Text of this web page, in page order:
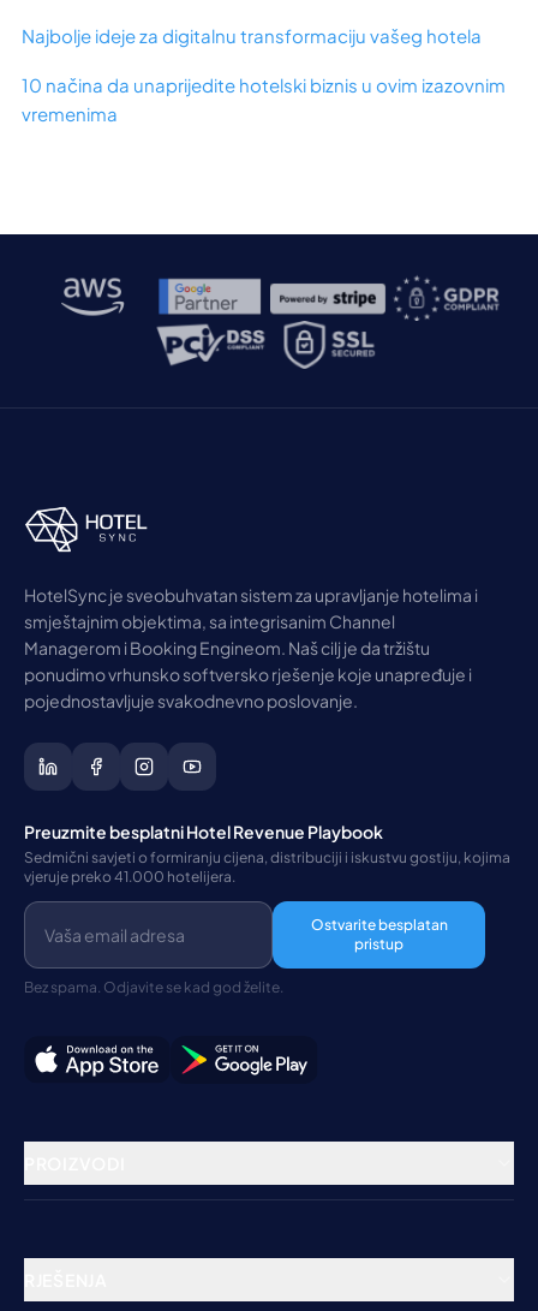
Najbolje ideje za digitalnu transformaciju vašeg hotela
10 načina da unaprijedite hotelski biznis u ovim izazovnim
vremenima
HotelSync je sveobuhvatan sistem za upravljanje hotelima i
smještajnim objektima, sa integrisanim Channel
Managerom i Booking Engineom. Naš cilj je da tržištu
ponudimo vrhunsko softversko rješenje koje unapređuje i
pojednostavljuje svakodnevno poslovanje.
Preuzmite besplatni Hotel Revenue Playbook
Sedmični savjeti o formiranju cijena, distribuciji i iskustvu gostiju, kojima
vjeruje preko 41.000 hotelijera.
Ostvarite besplatan
pristup
Bez spama. Odjavite se kad god želite.
Rezervacioni sistem
Booking Engine